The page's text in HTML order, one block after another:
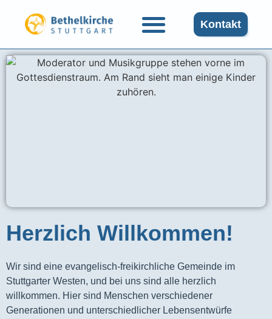
Kontakt
Herzlich Willkommen!
Wir sind eine evangelisch-freikirchliche Gemeinde im
Stuttgarter Westen, und bei uns sind alle herzlich
willkommen. Hier sind Menschen verschiedener
Generationen und unterschiedlicher Lebensentwürfe